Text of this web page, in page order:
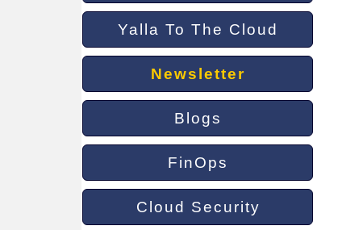
Yalla To The Cloud
Newsletter
Blogs
FinOps
Cloud Security